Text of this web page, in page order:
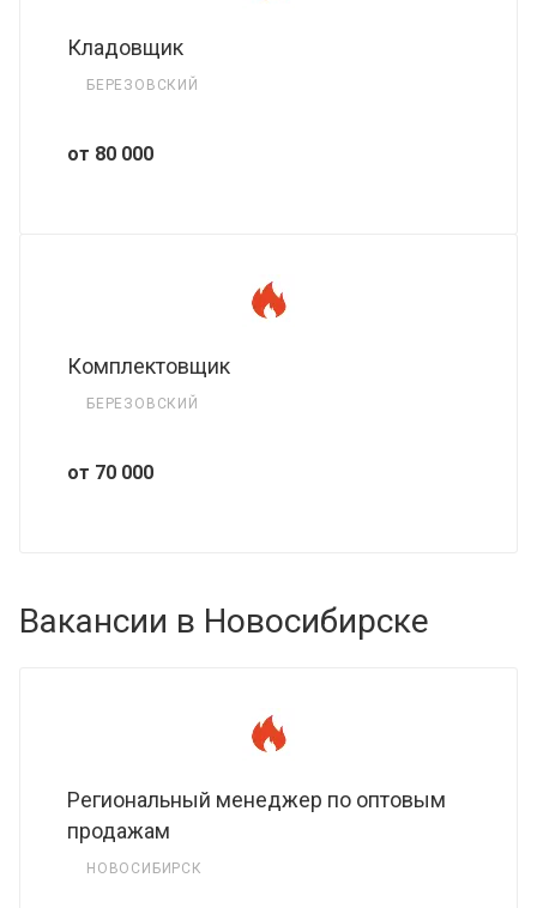
Кладовщик
БЕРЕЗОВСКИЙ
от 80 000
Комплектовщик
БЕРЕЗОВСКИЙ
от 70 000
Вакансии в Новосибирске
Региональный менеджер по оптовым
продажам
НОВОСИБИРСК